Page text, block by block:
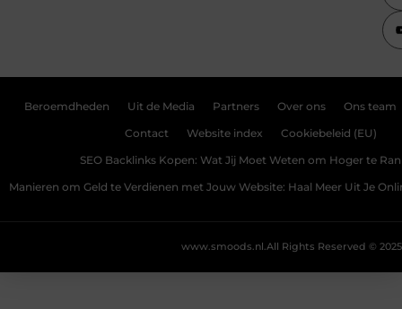
Beroemdheden Uit de Media Partners Over ons Ons team
Contact Website index Cookiebeleid (EU)
SEO Backlinks Kopen: Wat Jij Moet Weten om Hoger te
Manieren om Geld te Verdienen met Jouw Website: Haal Meer Uit Je
All Rights Reserved © 2025
www.smoods.nl.